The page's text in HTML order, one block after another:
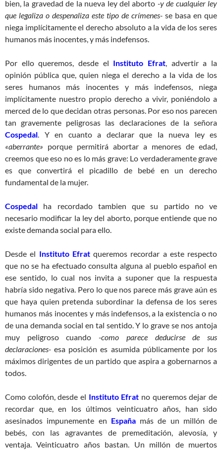
bien, la gravedad de la nueva ley del aborto -y de cualquier ley
que legaliza o despenaliza este tipo de crímenes- se basa en que
niega implícitamente el derecho absoluto a la vida de los seres
humanos más inocentes, y más indefensos.
Por ello queremos, desde el Instituto Efrat, advertir a la
opinión pública que, quien niega el derecho a la vida de los
seres humanos más inocentes y más indefensos, niega
implícitamente nuestro propio derecho a vivir, poniéndolo a
merced de lo que decidan otras personas. Por eso nos parecen
tan gravemente peligrosas las declaraciones de la señora
Cospedal. Y en cuanto a declarar que la nueva ley es
«aberrante» porque permitirá abortar a menores de edad,
creemos que eso no es lo más grave: Lo verdaderamente grave
es que convertirá el picadillo de bebé en un derecho
fundamental de la mujer.
Cospedal ha recordado tambien que su partido no ve
necesario modificar la ley del aborto, porque entiende que no
existe demanda social para ello.
Desde el Instituto Efratqueremos recordar a este respecto
que no se ha efectuado consulta alguna al pueblo español en
ese sentido, lo cual nos invita a suponer que la respuesta
habría sido negativa. Pero lo que nos parece más grave aún es
que haya quien pretenda subordinar la defensa de los seres
humanos más inocentes y más indefensos, a la existencia o no
de una demanda social en tal sentido. Y lo grave se nos antoja
muy peligroso cuando-como parece deducirse de sus
declaraciones- esa posición es asumida públicamente por los
máximos dirigentes de un partido que aspira a gobernarnos a
todos.
Como colofón, desde el Instituto Efrat no queremos dejar de
recordar que, en los últimos veinticuatro años, han sido
asesinados impunemente en Españamás de un millón de
bebés, con las agravantes de premeditación, alevosía, y
ventaja. Veinticuatro años bastan. Un millón de muertos